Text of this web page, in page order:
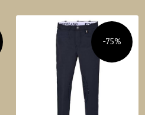
-75%